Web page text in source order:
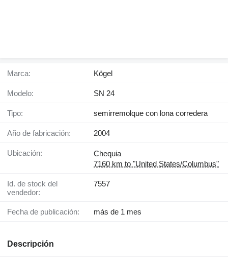
Marca: Kögel
Modelo: SN 24
Tipo: semirremolque con lona corredera
Año de fabricación: 2004
Ubicación:
Chequia
7160 km to "United States/Columbus"
Id. de stock del
vendedor:
7557
Fecha de publicación: más de 1 mes
Descripción